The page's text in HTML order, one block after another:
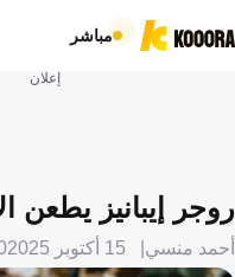
مباشر
إعلان
روجر إيبانيز يطعن
أحمد منسي 15 أكتوبر 2025